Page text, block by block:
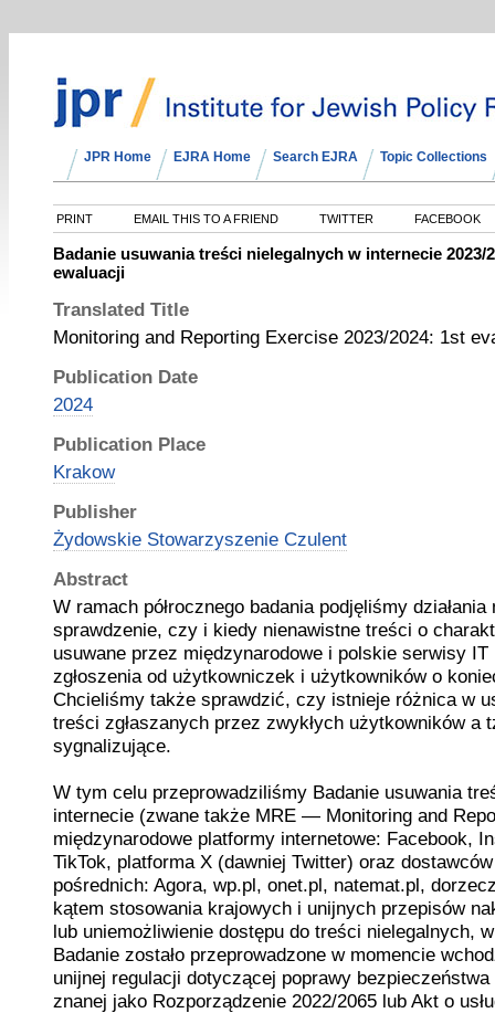
JPR Home EJRA Home Search EJRA Topic Collections
PRINT EMAIL THIS TO A FRIEND TWITTER FACEBOOK
Badanie usuwania treści nielegalnych w internecie 2023/
ewaluacji
Translated Title
Monitoring and Reporting Exercise 2023/2024: 1st
Publication Date
2024
Publication Place
Krakow
Publisher
Żydowskie Stowarzyszenie Czulent
Abstract
W ramach półrocznego badania podjęliśmy
sprawdzenie, czy i kiedy nienawistne treści o
usuwane przez międzynarodowe i polskie serwisy IT
zgłoszenia od użytkowniczek i użytkowników o
Chcieliśmy także sprawdzić, czy istnieje różnica w
treści zgłaszanych przez zwykłych użytkowników a
sygnalizujące.
W tym celu przeprowadziliśmy Badanie usuwania
internecie (zwane także MRE — Monitoring and
międzynarodowe platformy internetowe: Facebook,
TikTok, platforma X (dawniej Twitter) oraz
pośrednich: Agora, wp.pl, onet.pl, natemat.pl,
kątem stosowania krajowych i unijnych przepisów
lub uniemożliwienie dostępu do treści nielegalnych,
Badanie zostało przeprowadzone w momencie
unijnej regulacji dotyczącej poprawy
znanej jako Rozporządzenie 2022/2065 lub Akt o